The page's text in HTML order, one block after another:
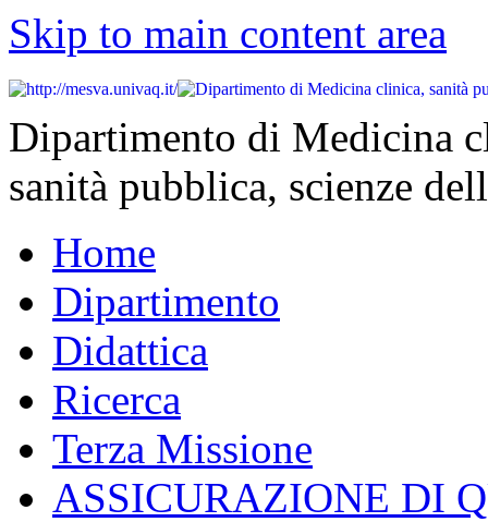
Skip to main content area
Dipartimento di Medicina
sanità pubblica, scienze
Home
Dipartimento
Didattica
Ricerca
Terza Missione
ASSICURAZIONE DI